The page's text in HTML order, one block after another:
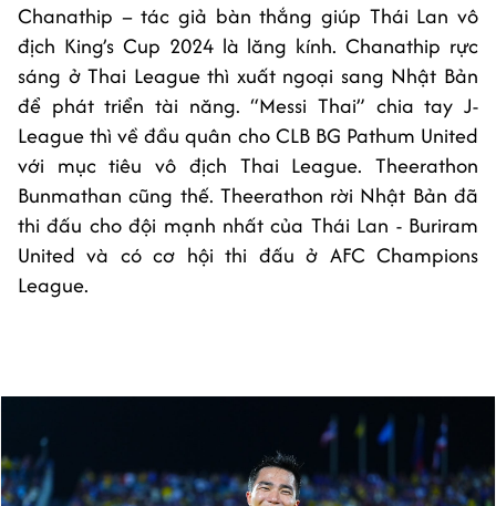
Chanathip – tác giả bàn thắng giúp Thái Lan vô
địch King’s Cup 2024 là lăng kính. Chanathip rực
sáng ở Thai League thì xuất ngoại sang Nhật Bản
để phát triển tài năng. “Messi Thai” chia tay J-
League thì về đầu quân cho CLB BG Pathum United
với mục tiêu vô địch Thai League. Theerathon
Bunmathan cũng thế. Theerathon rời Nhật Bản đã
thi đấu cho đội mạnh nhất của Thái Lan - Buriram
United và có cơ hội thi đấu ở AFC Champions
League.